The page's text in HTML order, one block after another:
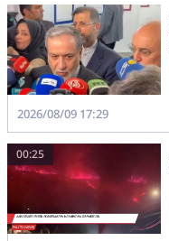
2026/08/09 17:29
00:25